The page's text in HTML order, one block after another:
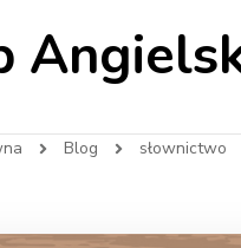
Blog słownictwo